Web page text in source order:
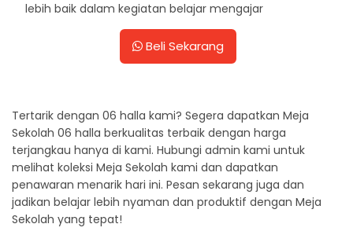
lebih baik dalam kegiatan belajar mengajar
Beli Sekarang
Tertarik dengan 06 halla kami? Segera dapatkan Meja
Sekolah 06 halla berkualitas terbaik dengan harga
terjangkau hanya di kami. Hubungi admin kami untuk
melihat koleksi Meja Sekolah kami dan dapatkan
penawaran menarik hari ini. Pesan sekarang juga dan
jadikan belajar lebih nyaman dan produktif dengan Meja
Sekolah yang tepat!